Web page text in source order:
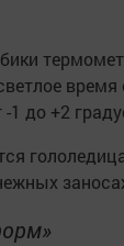
время
1 до +2